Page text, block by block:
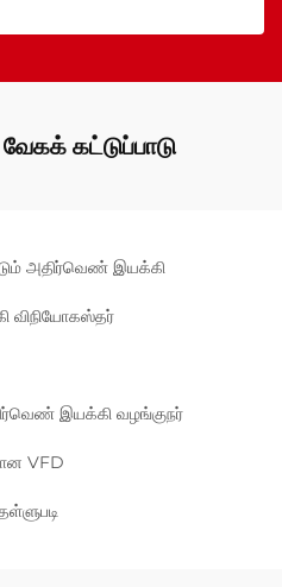
கட்டுப்பாடு
அதிர்வெண் இயக்கி
விநியோகஸ்தர்
இயக்கி வழங்குநர்
VFD